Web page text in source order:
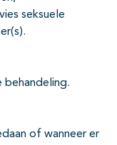
seksuele
behandeling.
of wanneer er